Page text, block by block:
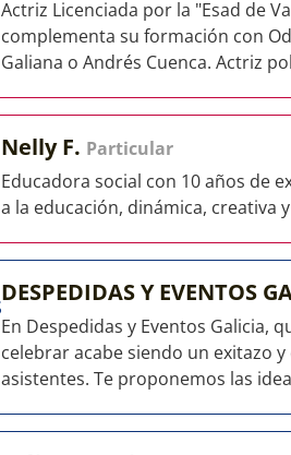
Actriz Licenciada por la "Esad de
complementa su formación con
Galiana o Andrés Cuenca. Actriz
Nelly F. Particular
Educadora social con 10 años de
a la educación, dinámica, creativa
DESPEDIDAS Y EVENTOS
En Despedidas y Eventos Galicia,
celebrar acabe siendo un exitazo
asistentes. Te proponemos las